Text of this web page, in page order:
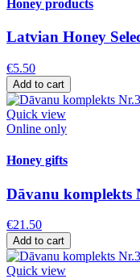
Honey products
Latvian Honey
€5.50
Add to cart
Quick view
Online only
Honey gifts
Dāvanu komplekts
€21.50
Add to cart
Quick view